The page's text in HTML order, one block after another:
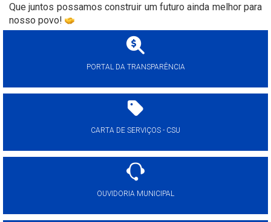
Que juntos possamos construir um futuro ainda melhor para
nosso povo!
PORTAL DA TRANSPARÊNCIA
CARTA DE SERVIÇOS - CSU
OUVIDORIA MUNICIPAL